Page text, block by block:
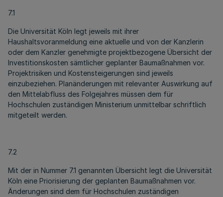
7.1
Die Universität Köln legt jeweils mit ihrer
Haushaltsvoranmeldung eine aktuelle und von der Kanzlerin
oder dem Kanzler genehmigte projektbezogene Übersicht der
Investitionskosten sämtlicher geplanter Baumaßnahmen vor.
Projektrisiken und Kostensteigerungen sind jeweils
einzubeziehen. Planänderungen mit relevanter Auswirkung auf
den Mittelabfluss des Folgejahres müssen dem für
Hochschulen zuständigen Ministerium unmittelbar schriftlich
mitgeteilt werden.
7.2
Mit der in Nummer 7.1 genannten Übersicht legt die Universität
Köln eine Priorisierung der geplanten Baumaßnahmen vor.
Änderungen sind dem für Hochschulen zuständigen